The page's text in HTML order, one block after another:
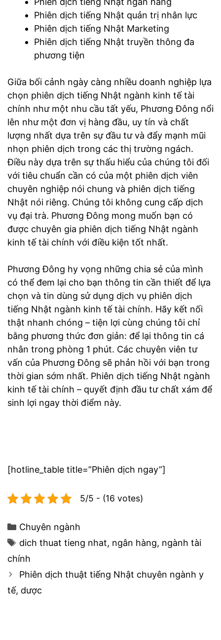
Phiên dịch tiếng Nhật quản trị nhân lực
Phiên dịch tiếng Nhật Marketing
Phiên dịch tiếng Nhật truyền thông đa
phương tiện
Giữa bối cảnh ngày càng nhiều doanh nghiệp lựa
chọn phiên dịch tiếng Nhật ngành kinh tế tài
chính như một nhu cầu tất yếu, Phương Đông nổi
lên như một đơn vị hàng đầu, uy tín và chất
lượng nhất dựa trên sự đầu tư và đẩy mạnh mũi
nhọn phiên dịch trong các thị trường ngách.
Điều này dựa trên sự thấu hiểu của chúng tôi đối
với tiêu chuẩn cần có của một phiên dịch viên
chuyên nghiệp nói chung và phiên dịch tiếng
Nhật nói riêng. Chúng tôi không cung cấp dịch
vụ đại trà. Phương Đông mong muốn bạn có
được chuyên gia phiên dịch tiếng Nhật ngành
kinh tế tài chính với điều kiện tốt nhất.
Phương Đông hy vọng những chia sẻ của mình
có thể đem lại cho bạn thông tin cần thiết để lựa
chọn và tin dùng sử dụng dịch vụ phiên dịch
tiếng Nhật ngành kinh tế tài chính. Hãy kết nối
thật nhanh chóng – tiện lợi cùng chúng tôi chỉ
bằng phương thức đơn giản: để lại thông tin cá
nhân trong phòng 1 phút. Các chuyên viên tư
vấn của Phương Đông sẽ phản hồi với bạn trong
thời gian sớm nhất. Phiên dịch tiếng Nhật ngành
kinh tế tài chính – quyết định đầu tư chất xám để
sinh lợi ngay thời điểm này.
[hotline_table title=”Phiên dịch ngay”]
5/5 - (16 votes)
Categories
Chuyên ngành
Tags
dich thuat tieng nhat, ngân hàng, ngành tài
chính
Post
navigation
Phiên dịch thuật tiếng Nhật chuyên ngành y
tế, dược